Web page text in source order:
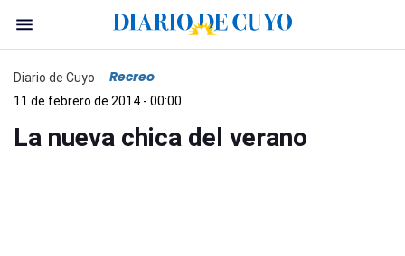
Diario de Cuyo Recreo
11 de febrero de 2014 - 00:00
La nueva chica del verano